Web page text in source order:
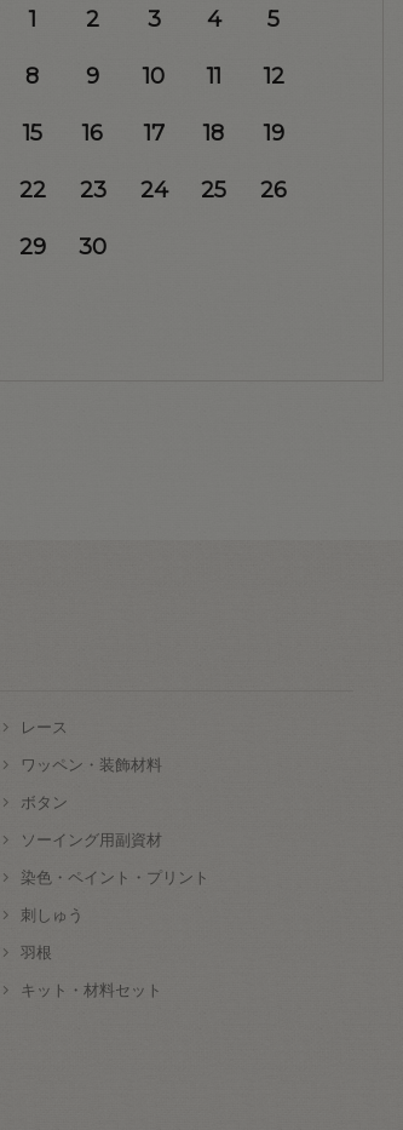
1 2 3 4 5
8 9 10 11 12
15 16 17 18 19
22 23 24 25 26
29 30
レース
ワッペン・装飾材料
ボタン
ソーイング用副資材
染色・ペイント・プリント
刺しゅう
羽根
キット・材料セット